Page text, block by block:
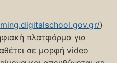
)
πλατφόρμα για
σε μορφή video